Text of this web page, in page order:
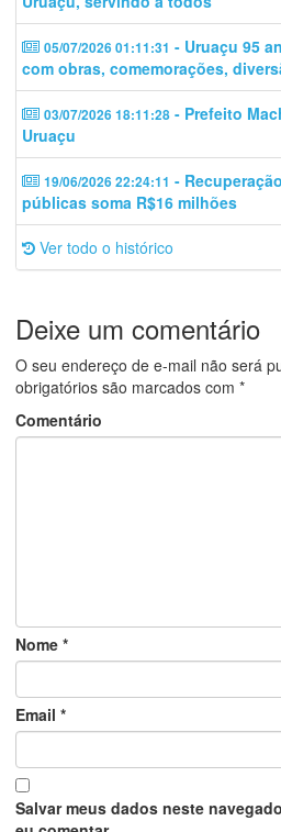
05/07/2026 01:11:31 - Uruaçu 95
com obras, comemorações,
03/07/2026 18:11:28 - Prefeito
Uruaçu
19/06/2026 22:24:11 -
públicas soma R$16 milhões
Ver todo o histórico
Deixe um comentário
O seu endereço de e-mail não será
obrigatórios são marcados com *
Comentário
Nome *
Email *
Salvar meus dados neste